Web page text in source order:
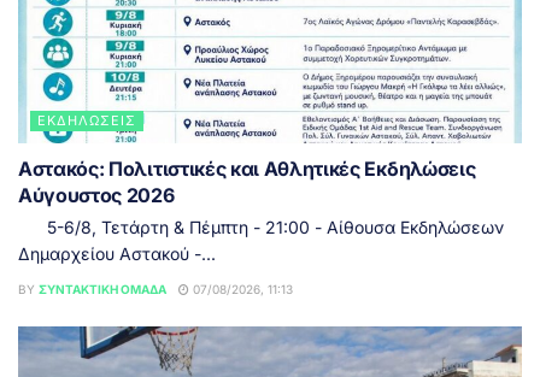
ΕΚΔΗΛΏΣΕΙΣ
Αστακός: Πολιτιστικές και Αθλητικές Εκδηλώσεις
Αύγουστος 2026
5-6/8, Τετάρτη & Πέμπτη - 21:00 - Αίθουσα Εκδηλώσεων
Δημαρχείου Αστακού -...
BY ΣΥΝΤΑΚΤΙΚΉ ΟΜΆΔΑ 07/08/2026, 11:13